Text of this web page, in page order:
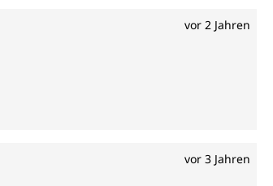
vor 2 Jahren
vor 3 Jahren